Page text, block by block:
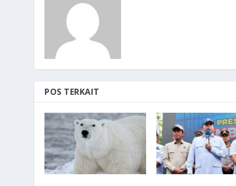
POS TERKAIT